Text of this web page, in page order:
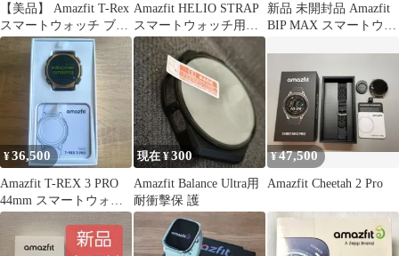
【美品】 Amazfit T-Rex
スマートウォッチ ブラ
ック
Amazfit HELIO STRAP
スマートウォッチ用バ
ンド
新品 未開封品 Amazfit
BIP MAX スマートウォ
¥36,500
Amazfit T-REX 3 PRO
44mm スマートウォッ
チ
現在 ¥300
Amazfit Balance Ultra用
耐衝擊保 護
¥47,500
Amazfit Cheetah 2 Pro